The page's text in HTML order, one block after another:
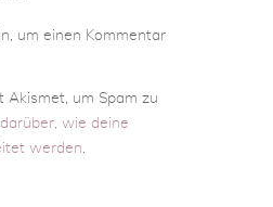
um einen Kommentar
Akismet, um Spam zu
wie deine
werden